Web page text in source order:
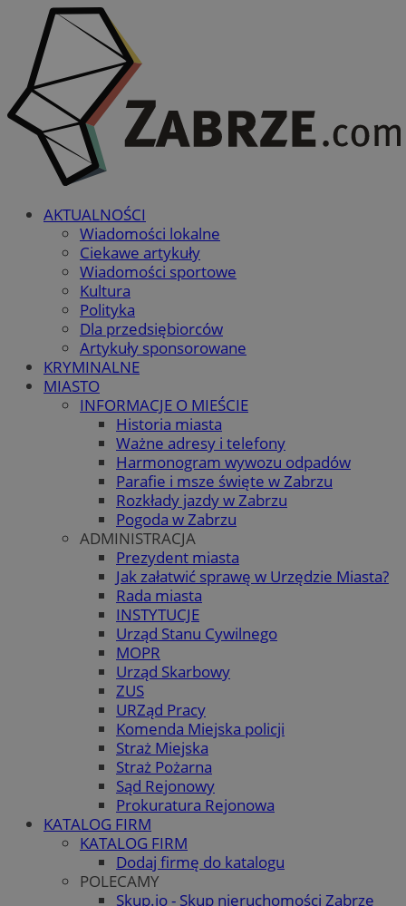
AKTUALNOŚCI
Wiadomości lokalne
Ciekawe artykuły
Wiadomości sportowe
Kultura
Polityka
Dla przedsiębiorców
Artykuły sponsorowane
KRYMINALNE
MIASTO
INFORMACJE O MIEŚCIE
Historia miasta
Ważne adresy i telefony
Harmonogram wywozu odpadów
Parafie i msze święte w Zabrzu
Rozkłady jazdy w Zabrzu
Pogoda w Zabrzu
ADMINISTRACJA
Prezydent miasta
Jak załatwić sprawę w Urzędzie Miasta?
Rada miasta
INSTYTUCJE
Urząd Stanu Cywilnego
MOPR
Urząd Skarbowy
ZUS
URZąd Pracy
Komenda Miejska policji
Straż Miejska
Straż Pożarna
Sąd Rejonowy
Prokuratura Rejonowa
KATALOG FIRM
KATALOG FIRM
Dodaj firmę do katalogu
POLECAMY
Skup.io - Skup nieruchomości Zabrze